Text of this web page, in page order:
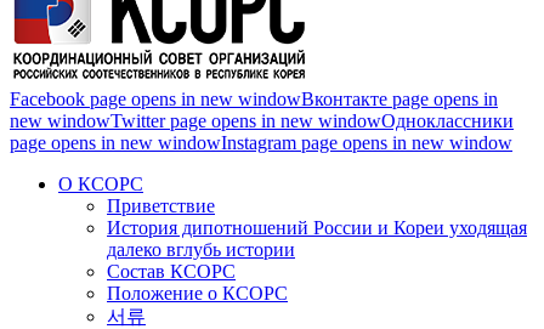
Facebook page opens in new windowВконтакте page opens in
new windowTwitter page opens in new windowОдноклассники
page opens in new windowInstagram page opens in new window
О КСОРС
Приветствие
История дипотношений России и Кореи уходящая
далеко вглубь истории
Состав КСОРС
Положение о КСОРС
서류